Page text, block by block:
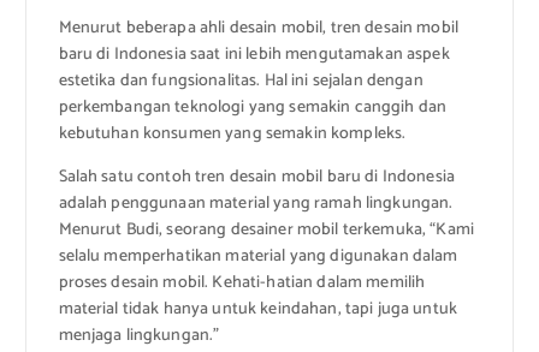
Menurut beberapa ahli desain mobil, tren desain mobil
baru di Indonesia saat ini lebih mengutamakan aspek
estetika dan fungsionalitas. Hal ini sejalan dengan
perkembangan teknologi yang semakin canggih dan
kebutuhan konsumen yang semakin kompleks.
Salah satu contoh tren desain mobil baru di Indonesia
adalah penggunaan material yang ramah lingkungan.
Menurut Budi, seorang desainer mobil terkemuka, “Kami
selalu memperhatikan material yang digunakan dalam
proses desain mobil. Kehati-hatian dalam memilih
material tidak hanya untuk keindahan, tapi juga untuk
menjaga lingkungan.”